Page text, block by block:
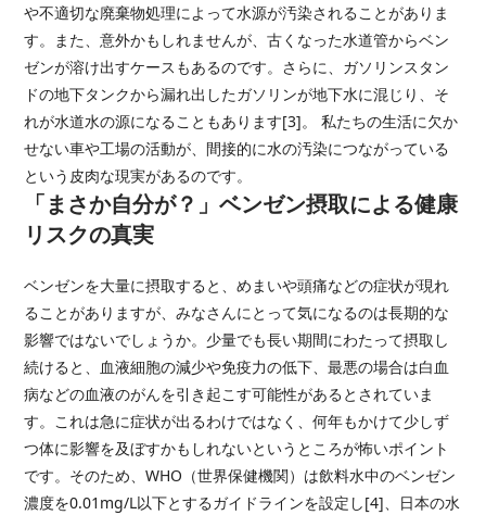
や不適切な廃棄物処理によって水源が汚染されることがありま
す。また、意外かもしれませんが、古くなった水道管からベン
ゼンが溶け出すケースもあるのです。さらに、ガソリンスタン
ドの地下タンクから漏れ出したガソリンが地下水に混じり、そ
れが水道水の源になることもあります[3]。 私たちの生活に欠か
せない車や工場の活動が、間接的に水の汚染につながっている
という皮肉な現実があるのです。
「まさか自分が？」ベンゼン摂取による健康
リスクの真実
ベンゼンを大量に摂取すると、めまいや頭痛などの症状が現れ
ることがありますが、みなさんにとって気になるのは長期的な
影響ではないでしょうか。少量でも長い期間にわたって摂取し
続けると、血液細胞の減少や免疫力の低下、最悪の場合は白血
病などの血液のがんを引き起こす可能性があるとされていま
す。これは急に症状が出るわけではなく、何年もかけて少しず
つ体に影響を及ぼすかもしれないというところが怖いポイント
です。そのため、WHO（世界保健機関）は飲料水中のベンゼン
濃度を0.01mg/L以下とするガイドラインを設定し[4]、日本の水